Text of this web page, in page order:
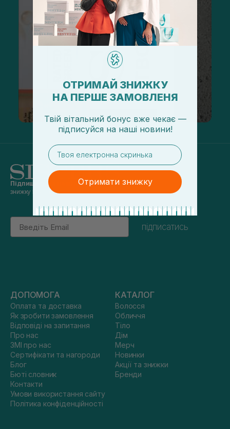
Підпишись на наші новинита отримуй
знижку 5% на перше замовлення
Email
підписатись
ДОПОМОГА
Оплата та доставка
Як зробити замовлення
Відповіді на запитання
Про нас
ЗМІ про нас
Сертифікати та нагороди
Блог
Бюті словник
Контакти
Умови використання сайту
Політика конфіденційності
КАТАЛОГ
Волосся
Обличчя
Тіло
Дім
Мерч
Новинки
Акції та знижки
Бренди
ОТРИМАЙ ЗНИЖКУ
НА ПЕРШЕ ЗАМОВЛЕНЯ
Твій вітальний бонус вже чекає —
підписуйся на наші новини!
email
Отримати знижку